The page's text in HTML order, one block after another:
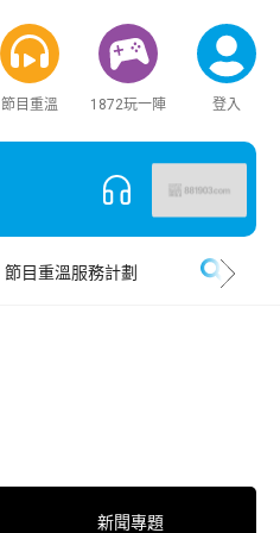
節目重溫 1872玩一陣 登入
節目重溫服務計劃
新聞專題